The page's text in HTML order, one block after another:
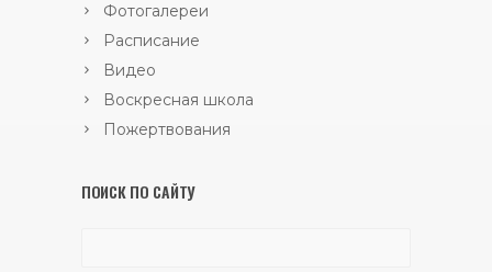
Фотогалереи
Расписание
Видео
Воскресная школа
Пожертвования
ПОИСК ПО САЙТУ